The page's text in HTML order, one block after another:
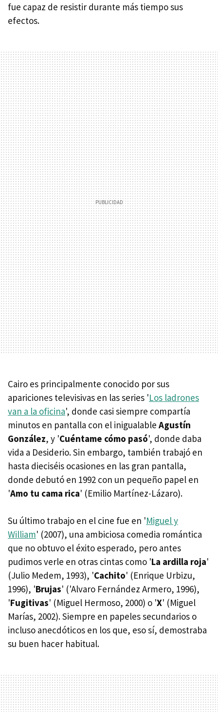
fue capaz de resistir durante más tiempo sus
efectos.
Cairo es principalmente conocido por sus
apariciones televisivas en las series 'Los ladrones
van a la oficina', donde casi siempre compartía
minutos en pantalla con el inigualable Agustín
González, y 'Cuéntame cómo pasó', donde daba
vida a Desiderio. Sin embargo, también trabajó en
hasta dieciséis ocasiones en las gran pantalla,
donde debutó en 1992 con un pequeño papel en
'Amo tu cama rica' (Emilio Martínez-Lázaro).
Su último trabajo en el cine fue en 'Miguel y
William' (2007), una ambiciosa comedia romántica
que no obtuvo el éxito esperado, pero antes
pudimos verle en otras cintas como 'La ardilla roja'
(Julio Medem, 1993), 'Cachito' (Enrique Urbizu,
1996), 'Brujas' ('Alvaro Fernández Armero, 1996),
'Fugitivas' (Miguel Hermoso, 2000) o 'X' (Miguel
Marías, 2002). Siempre en papeles secundarios o
incluso anecdóticos en los que, eso sí, demostraba
su buen hacer habitual.